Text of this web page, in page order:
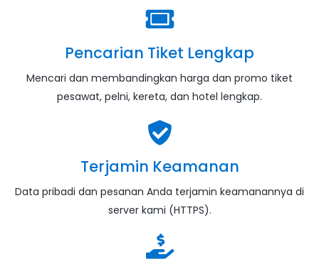
Pencarian Tiket Lengkap
Mencari dan membandingkan harga dan promo tiket
pesawat, pelni, kereta, dan hotel lengkap.
Terjamin Keamanan
Data pribadi dan pesanan Anda terjamin keamanannya di
server kami (HTTPS).